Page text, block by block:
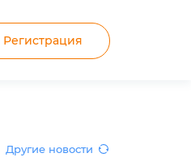
Регистрация
Другие новости